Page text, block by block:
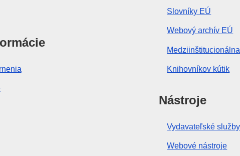
Slovníky EÚ
Webový archív EÚ
Knihovníkov kútik
Nástroje
Vydavateľské
Webové nástroje